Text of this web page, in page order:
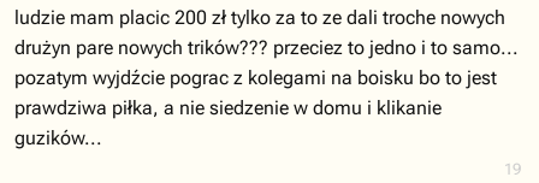
19
ludzie mam placic 200 zł tylko za to ze dali troche nowych
drużyn pare nowych trików??? przeciez to jedno i to samo...
pozatym wyjdźcie pograc z kolegami na boisku bo to jest
prawdziwa piłka, a nie siedzenie w domu i klikanie
guzików...